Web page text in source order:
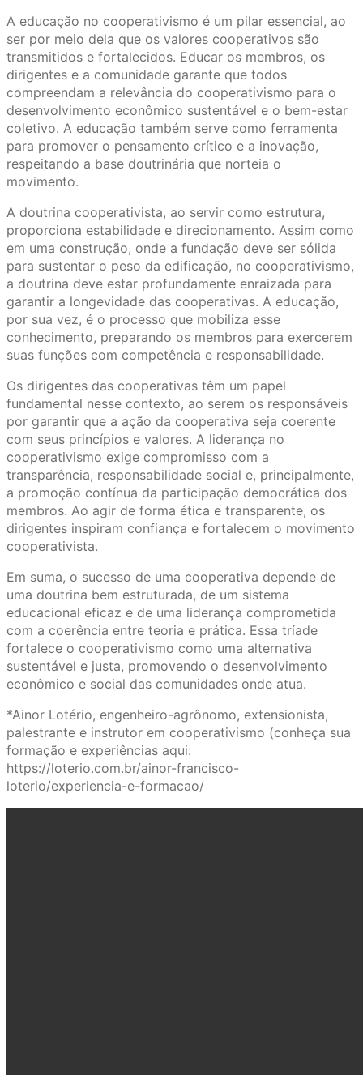
A educação no cooperativismo é um pilar essencial, ao
ser por meio dela que os valores cooperativos são
transmitidos e fortalecidos. Educar os membros, os
dirigentes e a comunidade garante que todos
compreendam a relevância do cooperativismo para o
desenvolvimento econômico sustentável e o bem-estar
coletivo. A educação também serve como ferramenta
para promover o pensamento crítico e a inovação,
respeitando a base doutrinária que norteia o
movimento.
A doutrina cooperativista, ao servir como estrutura,
proporciona estabilidade e direcionamento. Assim como
em uma construção, onde a fundação deve ser sólida
para sustentar o peso da edificação, no cooperativismo,
a doutrina deve estar profundamente enraizada para
garantir a longevidade das cooperativas. A educação,
por sua vez, é o processo que mobiliza esse
conhecimento, preparando os membros para exercerem
suas funções com competência e responsabilidade.
Os dirigentes das cooperativas têm um papel
fundamental nesse contexto, ao serem os responsáveis
por garantir que a ação da cooperativa seja coerente
com seus princípios e valores. A liderança no
cooperativismo exige compromisso com a
transparência, responsabilidade social e, principalmente,
a promoção contínua da participação democrática dos
membros. Ao agir de forma ética e transparente, os
dirigentes inspiram confiança e fortalecem o movimento
cooperativista.
Em suma, o sucesso de uma cooperativa depende de
uma doutrina bem estruturada, de um sistema
educacional eficaz e de uma liderança comprometida
com a coerência entre teoria e prática. Essa tríade
fortalece o cooperativismo como uma alternativa
sustentável e justa, promovendo o desenvolvimento
econômico e social das comunidades onde atua.
*Ainor Lotério, engenheiro-agrônomo, extensionista,
palestrante e instrutor em cooperativismo (conheça sua
formação e experiências aqui:
https://loterio.com.br/ainor-francisco-
loterio/experiencia-e-formacao/